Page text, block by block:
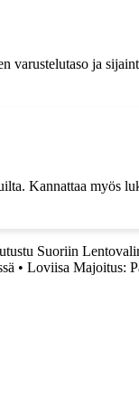
varustelutaso ja
Kannattaa myös
Suoriin
• Loviisa Majoitus: